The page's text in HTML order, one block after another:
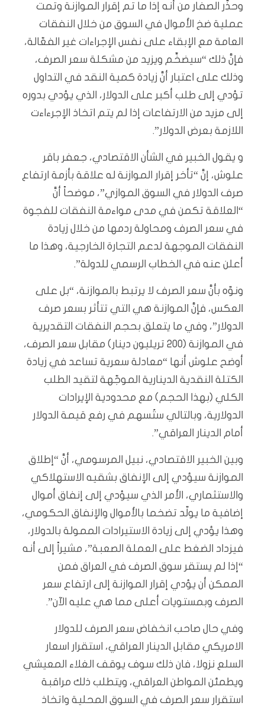
وحذّر الصفار من أنه إذا ما تم إقرار الموازنة وتمت
عملية ضخ الأموال في السوق من خلال النفقات
العامة مع الإبقاء على نفس الإجراءات غير الفعّالة،
فإنَّ ذلك “سيضخِّم ويزيد من مشكلة سعر الصرف،
وذلك على اعتبار أنَّ زيادة كمية النقد في التداول
تؤدي إلى طلب أكبر على الدولار، الذي يؤدي بدوره
إلى مزيد من الارتفاعات إذا لم يتم اتخاذ الإجرءاءت
اللازمة بعرض الدولار”.
و يقول الخبير في الشأن الاقتصادي، جعفر باقر
علوش، إنَّ “تأخر إقرار الموازنة له علاقة بأزمة ارتفاع
صرف الدولار في السوق الموازي”، موضحاً أنَّ
“العلاقة تكمن في مدى مواءمة النفقات للفجوة
في سعر الصرف ومحاولة ردمها من خلال زيادة
النفقات الموجهة لدعم التجارة الخارجية، وهذا ما
أعلن عنه في الخطاب الرسمي للدولة”.
ونوّه بأنَّ سعر الصرف لا يرتبط بالموازنة، “بل على
العكس، فإنَّ الموازنة هي التي تتأثر بسعر صرف
الدولار”، وفي ما يتعلق بحجم النفقات التقديرية
في الموازنة (200 تريليون دينار) مقابل سعر الصرف،
أوضح علوش أنها “معادلة سعرية تساعد في زيادة
الكتلة النقدية الدينارية الموجّهة لتقيد الطلب
الكلي (بهذا الحجم) مع محدودية الإيرادات
الدولارية، وبالتالي ستُسهم في رفع قيمة الدولار
أمام الدينار العراقي”.
وبين الخبير الاقتصادي، نبيل المرسومي، أنَّ “إطلاق
الموازنة سيؤدي إلى الإنفاق بشقيه الاستهلاكي
والاستثماري، الأمر الذي سيؤدي إلى إنفاق أموال
إضافية ما يولّد تضخما بالأموال والإنفاق الحكومي،
وهذا يؤدي إلى زيادة الاستيرادات الممولة بالدولار،
فيزداد الضغط على العملة الصعبة”، مشيراً إلى أنه
“إذا لم يستقر سوق الصرف في العراق فمن
الممكن أن يؤدي إقرار الموازنة إلى ارتفاع سعر
الصرف وبمستويات أعلى مما هي عليه الآن”.
وفي حال صاحب انخفاض سعر الصرف للدولار
الامريكي مقابل الدينار العراقي، استقرار اسعار
السلع نزولا، فان ذلك سوف يوقف الغلاء المعيشي
ويطمئن المواطن العراقي، ويتطلب ذلك مراقبة
استقرار سعر الصرف في السوق المحلية واتخاذ